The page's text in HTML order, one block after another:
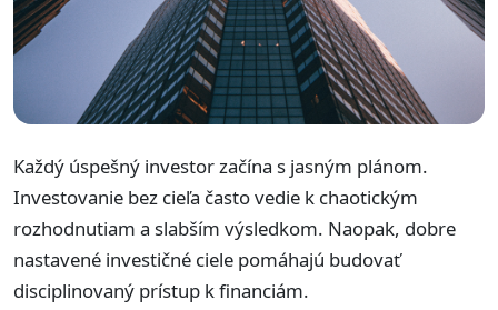
Každý úspešný investor začína s jasným plánom.
Investovanie bez cieľa často vedie k chaotickým
rozhodnutiam a slabším výsledkom. Naopak, dobre
nastavené investičné ciele pomáhajú budovať
disciplinovaný prístup k financiám.